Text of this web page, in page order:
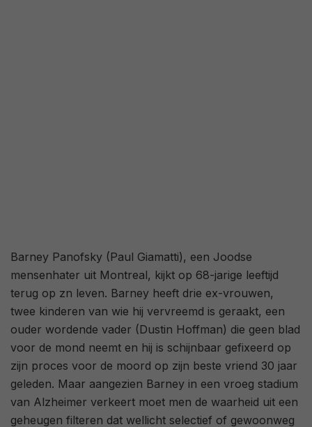
Barney Panofsky (Paul Giamatti), een Joodse
mensenhater uit Montreal, kijkt op 68-jarige leeftijd
terug op zn leven. Barney heeft drie ex-vrouwen,
twee kinderen van wie hij vervreemd is geraakt, een
ouder wordende vader (Dustin Hoffman) die geen blad
voor de mond neemt en hij is schijnbaar gefixeerd op
zijn proces voor de moord op zijn beste vriend 30 jaar
geleden. Maar aangezien Barney in een vroeg stadium
van Alzheimer verkeert moet men de waarheid uit een
geheugen filteren dat wellicht selectief of gewoonweg